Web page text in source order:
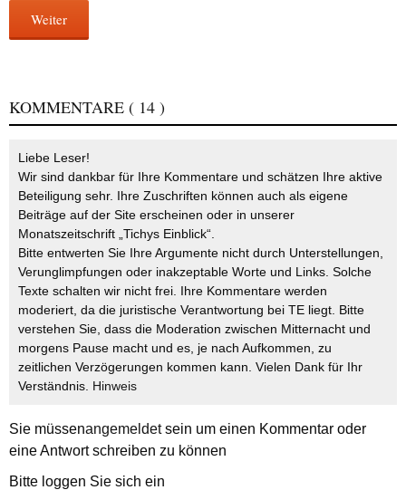
Weiter
KOMMENTARE ( 14 )
Liebe Leser!
Wir sind dankbar für Ihre Kommentare und schätzen Ihre aktive
Beteiligung sehr. Ihre Zuschriften können auch als eigene
Beiträge auf der Site erscheinen oder in unserer
Monatszeitschrift „Tichys Einblick“.
Bitte entwerten Sie Ihre Argumente nicht durch Unterstellungen,
Verunglimpfungen oder inakzeptable Worte und Links. Solche
Texte schalten wir nicht frei. Ihre Kommentare werden
moderiert, da die juristische Verantwortung bei TE liegt. Bitte
verstehen Sie, dass die Moderation zwischen Mitternacht und
morgens Pause macht und es, je nach Aufkommen, zu
zeitlichen Verzögerungen kommen kann. Vielen Dank für Ihr
Verständnis. Hinweis
Sie müssenangemeldetsein um einen Kommentar oder
eine Antwort schreiben zu können
Bitte loggen Sie sich ein